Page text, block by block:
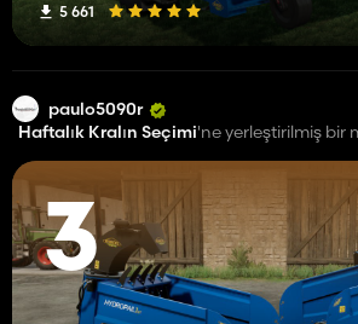
5 661
paulo5090r
Haftalık Kralın Seçimi'ne yerleştirilmiş bir
3